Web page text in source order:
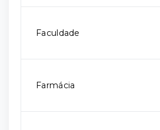
Faculdade
Farmácia